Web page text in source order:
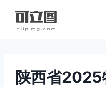
陕西省2025